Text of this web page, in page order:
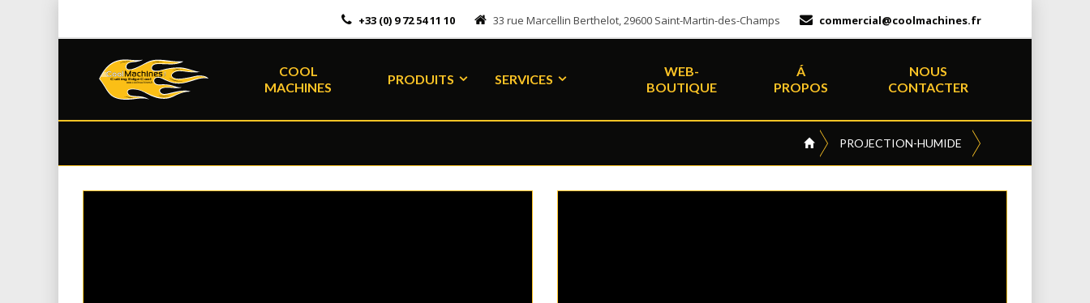
+33 (0) 9 72 54 11 10 33 rue Marcellin Berthelot, 29600 Saint-Martin-des-Champs commercial@coolmachines.fr
COOL
MACHINES
PRODUITS SERVICES
WEB-
BOUTIQUE
Á
PROPOS
NOUS
CONTACTER
PROJECTION-HUMIDE